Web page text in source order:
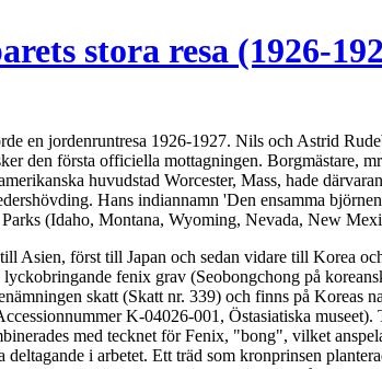
stora resa (1926-
en jordenruntresa 1926-1927. Nils och Astrid
den första officiella mottagningen. Borgmästare,
huvudstad Worcester, Mass, hade
Hans indiannamn 'Den ensamma
(Idaho, Montana, Wyoming, Nevada, New
Asien, först till Japan och sedan vidare till Korea
fenix grav (Seobongchong på
skatt (Skatt nr. 339) och finns på Koreas
K-04026-001, Östasiatiska
med tecknet för Fenix, "bong", vilket
deltagande i arbetet. Ett träd som kronprinsen